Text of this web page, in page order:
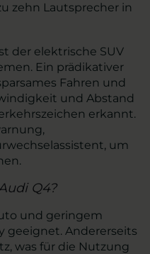
zehn Lautsprecher in
der elektrische SUV
Ein prädikativer
Fahren und
und Abstand
erkannt.
um
Q4?
und geringem
geeignet. Andererseits
was für die Nutzung